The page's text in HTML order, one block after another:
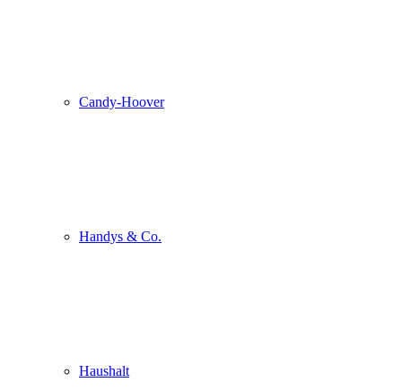
Candy-Hoover
Handys & Co.
Haushalt